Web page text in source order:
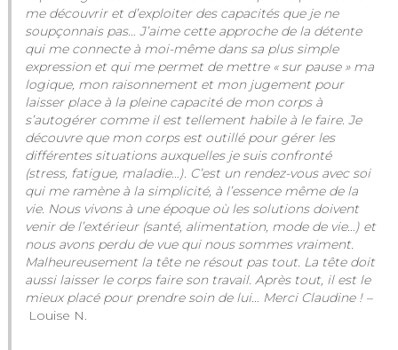
me découvrir et d’exploiter des capacités que je ne
soupçonnais pas… J’aime cette approche de la détente
qui me connecte à moi-même dans sa plus simple
expression et qui me permet de mettre « sur pause » ma
logique, mon raisonnement et mon jugement pour
laisser place à la pleine capacité de mon corps à
s’autogérer comme il est tellement habile à le faire. Je
découvre que mon corps est outillé pour gérer les
différentes situations auxquelles je suis confronté
(stress, fatigue, maladie…). C’est un rendez-vous avec soi
qui me ramène à la simplicité, à l’essence même de la
vie. Nous vivons à une époque où les solutions doivent
venir de l’extérieur (santé, alimentation, mode de vie…) et
nous avons perdu de vue qui nous sommes vraiment.
Malheureusement la tête ne résout pas tout. La tête doit
aussi laisser le corps faire son travail. Après tout, il est le
mieux placé pour prendre soin de lui… Merci Claudine ! –
Louise N.